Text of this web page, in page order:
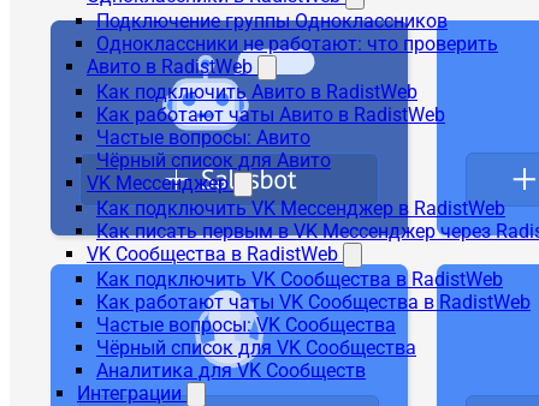
Подключение группы Одноклассников
Одноклассники не работают: что проверить
Авито в RadistWeb
Как подключить Авито в RadistWeb
Как работают чаты Авито в RadistWeb
Частые вопросы: Авито
Чёрный список для Авито
VK Мессенджер
Как подключить VK Мессенджер в RadistWeb
Как писать первым в VK Мессенджер через
VK Сообщества в RadistWeb
Как подключить VK Сообщества в RadistWeb
Как работают чаты VK Сообщества в RadistWeb
Частые вопросы: VK Сообщества
Чёрный список для VK Сообщества
Аналитика для VK Сообществ
Интеграции